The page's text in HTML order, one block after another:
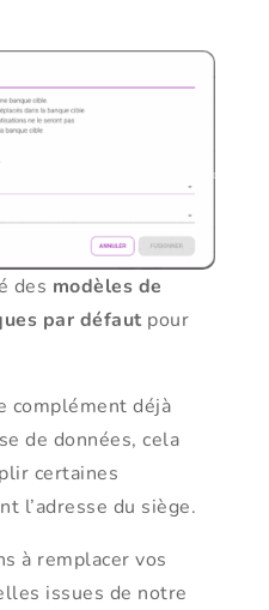
des modèles de
par défaut pour
complément déjà
de données, cela
certaines
l’adresse du siège.
à remplacer vos
issues de notre